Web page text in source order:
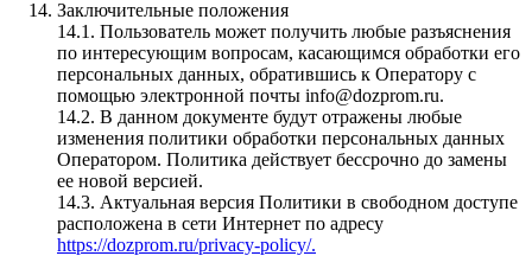
Заключительные положения
14.1. Пользователь может получить любые разъяснения
по интересующим вопросам, касающимся обработки его
персональных данных, обратившись к Оператору с
помощью электронной почты info@dozprom.ru.
14.2. В данном документе будут отражены любые
изменения политики обработки персональных данных
Оператором. Политика действует бессрочно до замены
ее новой версией.
14.3. Актуальная версия Политики в свободном доступе
расположена в сети Интернет по адресу
https://dozprom.ru/privacy-policy/.